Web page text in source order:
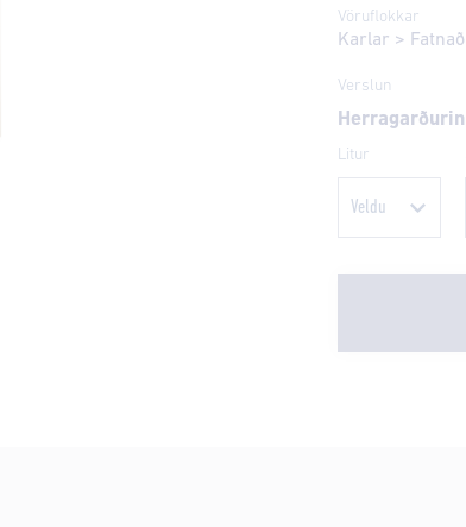
Vöruflokkar
Karlar >
Verslun
Litur